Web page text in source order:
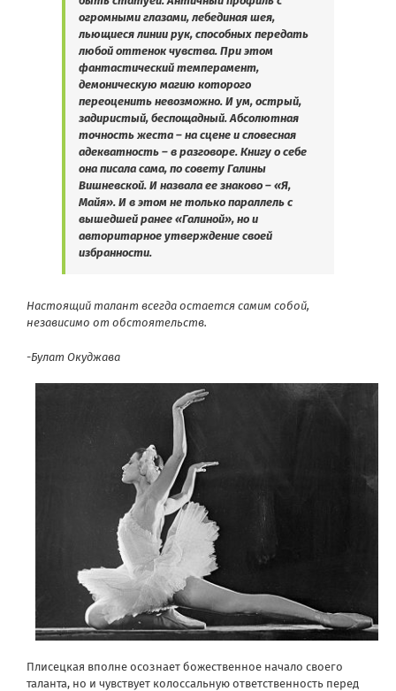
огромными глазами, лебединая шея,
льющиеся линии рук, способных передать
любой оттенок чувства. При этом
фантастический темперамент,
демоническую магию которого
переоценить невозможно. И ум, острый,
задиристый, беспощадный. Абсолютная
точность жеста – на сцене и словесная
адекватность – в разговоре. Книгу о себе
она писала сама, по совету Галины
Вишневской. И назвала ее знаково – «Я,
Майя». И в этом не только параллель с
вышедшей ранее «Галиной», но и
авторитарное утверждение своей
избранности.
Настоящий талант всегда остается самим собой,
независимо от обстоятельств.
-Булат Окуджава
Плисецкая вполне осознает божественное начало своего
таланта, но и чувствует колоссальную ответственность перед